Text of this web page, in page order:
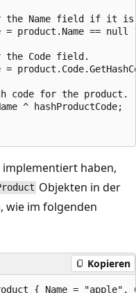
the Name field if it
= product.Name == null
the Code field.
=
code for the product.
^ hashProductCode;
implementiert haben,
Objekten in der
wie im folgenden
Kopieren
{ Name = "apple",